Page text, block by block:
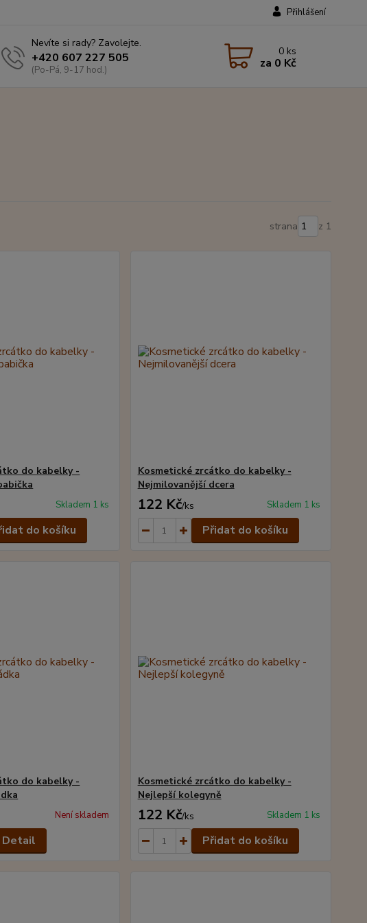
Přihlášení
Nevíte si rady? Zavolejte.
+420 607 227 505
(Po-Pá, 9-17 hod.)
0 ks
za 0 Kč
strana z 1
do kabelky -
Skladem 1 ks
do košíku
Kosmetické zrcátko do kabelky -
Nejmilovanější dcera
122 Kč/ks Skladem 1 ks
Přidat do košíku
do kabelky -
Není skladem
Detail
Kosmetické zrcátko do kabelky -
Nejlepší kolegyně
122 Kč/ks Skladem 1 ks
Přidat do košíku